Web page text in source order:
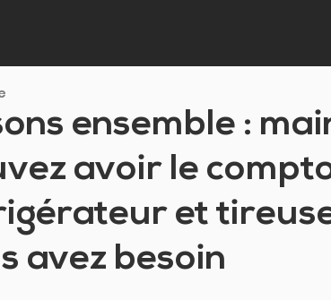
ensemble :
avoir le
et
avez besoin